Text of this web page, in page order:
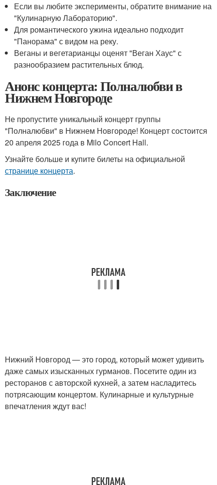
Если вы любите эксперименты, обратите внимание на
"Кулинарную Лабораторию".
Для романтического ужина идеально подходит
"Панорама" с видом на реку.
Веганы и вегетарианцы оценят "Веган Хаус" с
разнообразием растительных блюд.
Анонс концерта: Полналюбви в
Нижнем Новгороде
Не пропустите уникальный концерт группы
"Полналюбви" в Нижнем Новгороде! Концерт состоится
20 апреля 2025 года в Milo Concert Hall.
Узнайте больше и купите билеты на официальной
странице концерта.
Заключение
Нижний Новгород — это город, который может удивить
даже самых изысканных гурманов. Посетите один из
ресторанов с авторской кухней, а затем насладитесь
потрясающим концертом. Кулинарные и культурные
впечатления ждут вас!